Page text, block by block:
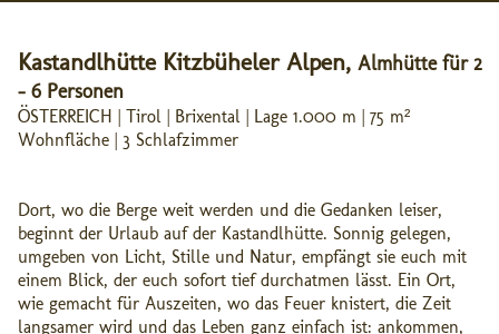
Kastandlhütte Kitzbüheler Alpen, Almhütte für 2
- 6 Personen
ÖSTERREICH | Tirol | Brixental | Lage 1.000 m | 75 m²
Wohnfläche | 3 Schlafzimmer
Dort, wo die Berge weit werden und die Gedanken leiser,
beginnt der Urlaub auf der Kastandlhütte. Sonnig gelegen,
umgeben von Licht, Stille und Natur, empfängt sie euch mit
einem Blick, der euch sofort tief durchatmen lässt. Ein Ort,
wie gemacht für Auszeiten, wo das Feuer knistert, die Zeit
langsamer wird und das Leben ganz einfach ist: ankommen,